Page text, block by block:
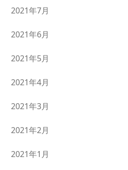
2021年7月
2021年6月
2021年5月
2021年4月
2021年3月
2021年2月
2021年1月